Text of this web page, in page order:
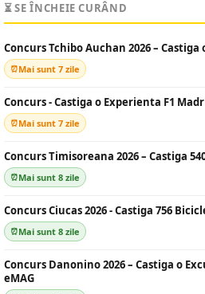
⏳ SE ÎNCHEIE CURÂND
Concurs Tchibo Auchan 2026 – Castiga
Mai sunt 7 zile
Concurs - Castiga o Experienta F1
Mai sunt 7 zile
Concurs Timisoreana 2026 – Castiga
Mai sunt 8 zile
Concurs Ciucas 2026 - Castiga 756
Mai sunt 8 zile
Concurs Danonino 2026 – Castiga o
eMAG